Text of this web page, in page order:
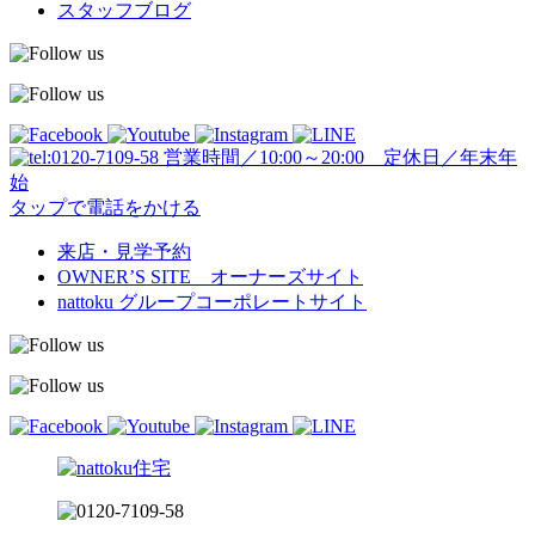
スタッフブログ
営業時間／10:00～20:00 定休日／年末年
始
タップで電話をかける
来店・見学予約
OWNER’S SITE オーナーズサイト
nattoku グループコーポレートサイト